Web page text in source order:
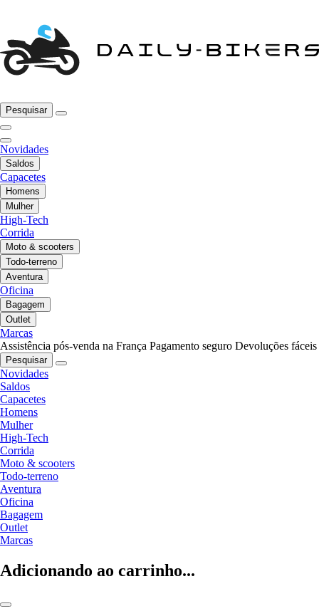
Pesquisar
Novidades
Saldos
Capacetes
Homens
Mulher
High-Tech
Corrida
Moto & scooters
Todo-terreno
Aventura
Oficina
Bagagem
Outlet
Marcas
Assistência pós-venda na França Pagamento seguro Devoluções fáceis
Pesquisar
Novidades
Saldos
Capacetes
Homens
Mulher
High-Tech
Corrida
Moto & scooters
Todo-terreno
Aventura
Oficina
Bagagem
Outlet
Marcas
Adicionando ao carrinho...